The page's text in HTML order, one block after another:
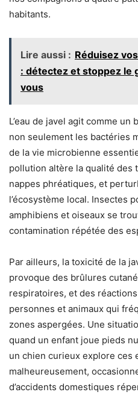
habitants.
Lire aussi : Réduisez
: détectez et stoppez le
vous
L’eau de javel agit comme
non seulement les bactéries
de la vie microbienne
pollution altère la qualité des
nappes phréatiques, et
l’écosystème local. Insectes
amphibiens et oiseaux se
contamination répétée des
Par ailleurs, la toxicité de la
provoque des brûlures
respiratoires, et des
personnes et animaux qui
zones aspergées. Une
quand un enfant joue pieds
un chien curieux explore ces
malheureusement,
d’accidents domestiques